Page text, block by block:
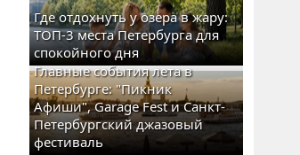
Где отдохнуть у озера в жару:
ТОП-3 места Петербурга для
спокойного дня
Главные события лета в
Петербурге: "Пикник
Афиши", Garage Fest и Санкт-
Петербургский джазовый
фестиваль